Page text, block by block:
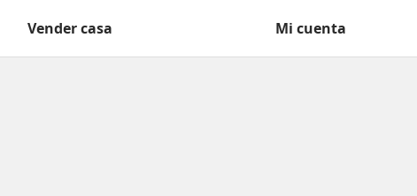
Vender casa Mi cuenta